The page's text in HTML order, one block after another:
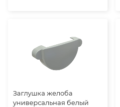
Заглушка желоба
универсальная белый